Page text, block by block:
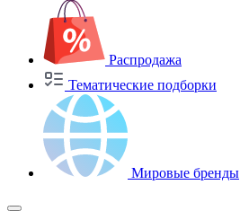
Распродажа
Тематические подборки
Мировые бренды